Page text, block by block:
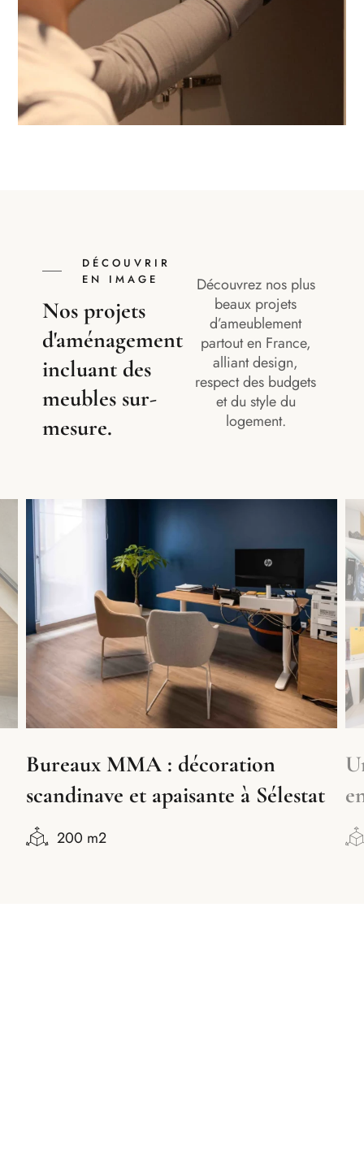
DÉCOUVRIR
EN IMAGE
Nos projets
d'aménagement
incluant des
meubles sur-
mesure.
Découvrez nos plus
beaux projets
d’ameublement
partout en France,
alliant design,
respect des budgets
et du style du
logement.
Un appartement sous comble
entre Albertville et Les Arcs
100 m2